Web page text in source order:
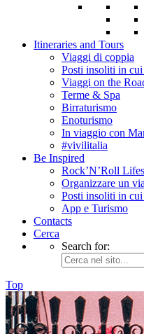
Itineraries and Tours
Viaggi di coppia
Posti insoliti in
Viaggi on the
Terme & Spa
Birraturismo
Enoturismo
In viaggio con
#vivilitalia
Be Inspired
Rock’N’Roll
Organizzare un
Posti insoliti in
App e Turismo
Contacts
Cerca
Search for:
Top